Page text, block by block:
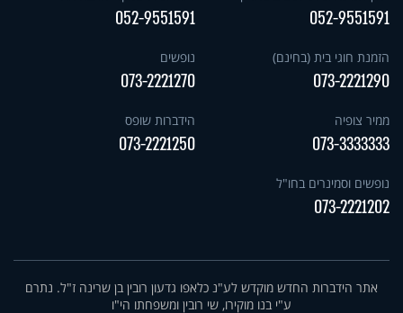
052-9551591
052-9551591
הזמנת חוגי בית (בחינם)
073-2221290
נופשים
073-2221270
ממיר צופיה
073-3333333
הידברות שופס
073-2221250
נופשים וסמינרים בחו"ל
073-2221202
אתר הידברות החדש מוקדש לע"נ כלאפו גדעון רובין בן שרינה ז"ל. נתרם
ע"י בנו מוקירו, שי רובין ומשפחתו הי"ו